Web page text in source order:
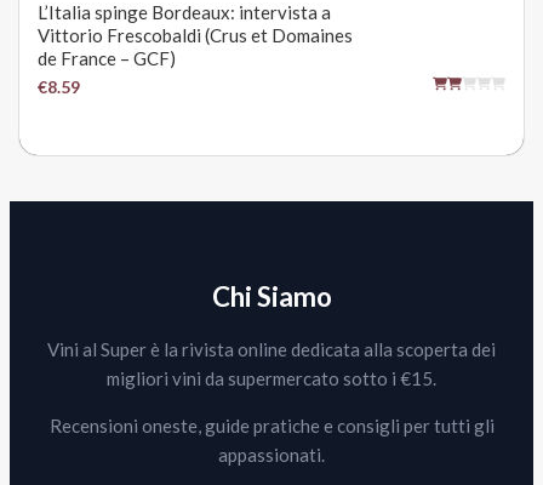
L’Italia spinge Bordeaux: intervista a
Vittorio Frescobaldi (Crus et Domaines
de France – GCF)
€8.59
Chi Siamo
Vini al Super è la rivista online dedicata alla scoperta dei
migliori vini da supermercato sotto i €15.
Recensioni oneste, guide pratiche e consigli per tutti gli
appassionati.